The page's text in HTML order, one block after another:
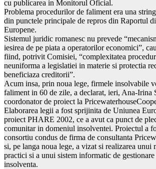
cu publicarea in Monitorul Oficial.
Problema procedurilor de faliment era una
din punctele principale de repros din Raportul
Europene.
Sistemul juridic romanesc nu prevede
iesirea de pe piata a operatorilor economici”,
fiind, potrivit Comisiei, “complexitatea
neuniforma a legislatiei in materie si protectia
beneficiaza creditorii”.
Acum insa, prin noua lege, firmele insolvabile
faliment in 60 de zile, a declarat, ieri, Ana-Irina
coordonator de proiect la
Elaborarea legii a fost sprijinita de Uniunea
proiect PHARE 2002, ce a avut ca punct de
comunitar in domeniul insolventei. Proiectul a
consortiu condus de firma de consultanta
si, pe langa noua lege, a vizat si realizarea unui
practici si a unui sistem informatic de gestionare
insolventa.